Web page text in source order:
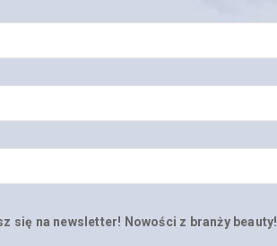
się na newsletter! Nowości z branży beauty!